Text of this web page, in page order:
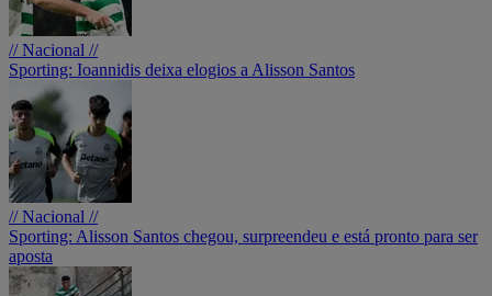
// Nacional //
Sporting: Ioannidis deixa elogios a Alisson Santos
// Nacional //
Sporting: Alisson Santos chegou, surpreendeu e está pronto para ser
aposta